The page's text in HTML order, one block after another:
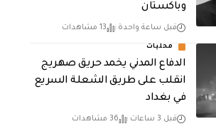
وباكستان
قبل ساعة واحدة 13 مشاهدات
محليات
الدفاع المدني يخمد حريق صهريج
انقلب على طريق الشعلة السريع
في بغداد
قبل 3 ساعات 36 مشاهدات